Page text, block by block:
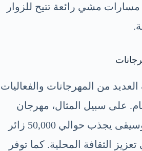
مسارات مشي رائعة تتيح للزوار
من المهرجانات والفعاليات
على سبيل المثال، مهرجان
إيش سور ألزيت للموسيقى يجذب حوالي 50,000 زائر
الثقافة المحلية. كما توفر